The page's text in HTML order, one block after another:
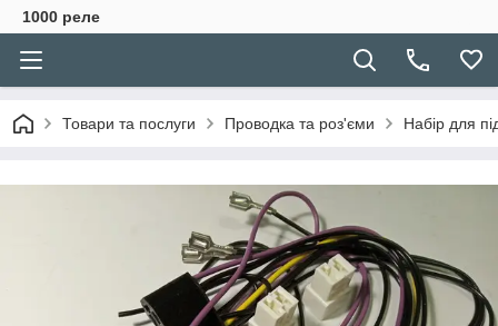
1000 реле
Товари та послуги Проводка та роз'єми Набір для